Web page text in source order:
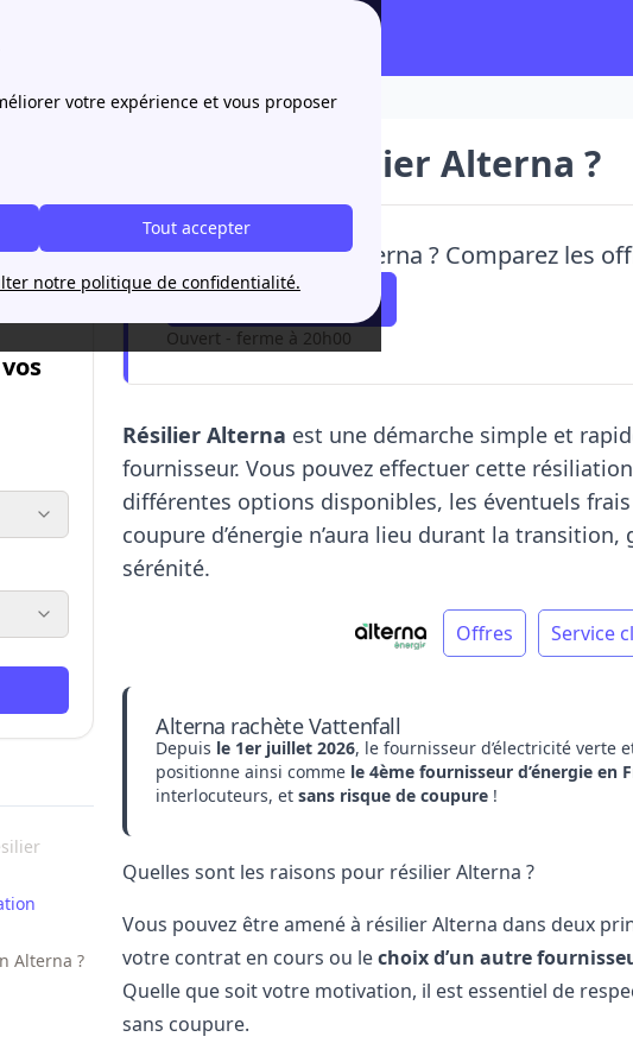
votre expérience et vous proposer
Tout accepter
notre politique de confidentialité.
résilier Alterna ?
Alterna ?
Comment résilier Alterna ?
Envie de quitter Alterna ? Comparez les
Me faire rappeler !
Ouvert - ferme à 20h00
Résilier Alterna est une démarche simple et
fournisseur. Vous pouvez effectuer cette résiliation
différentes options disponibles, les éventuels
coupure d’énergie n’aura lieu durant la
sérénité.
Offres Service
Alterna rachète Vattenfall
Depuis le 1er juillet 2026, le fournisseur d’électricité verte
positionne ainsi comme le 4ème fournisseur d’énergie en
interlocuteurs, et sans risque de coupure!
Quelles sont les raisons pour résilier Alterna ?
Vous pouvez être amené à résilier Alterna dans deux
votre contrat en cours ou lechoix d’un autre
Quelle que soit votre motivation, il est essentiel de
sans coupure.